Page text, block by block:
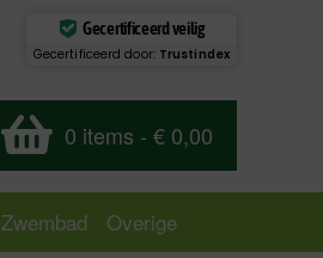
Gecertificeerd veilig
Gecertificeerd door: Trustindex
0 items - € 0,00
Zwembad
Overige